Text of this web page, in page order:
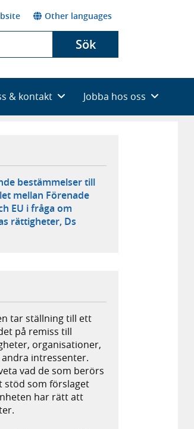
Other languages
Sök
& kontakt Jobba hos oss
bestämmelser till
mellan Förenade
EU i fråga om
rättigheter, Ds
tar ställning till ett
på remiss till
organisationer,
intressenter.
vad de som berörs
stöd som förslaget
har rätt att